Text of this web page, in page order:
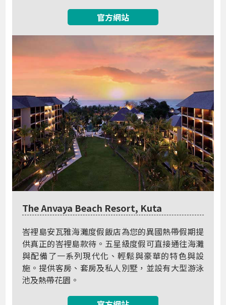
官方網站
The Anvaya Beach Resort, Kuta
峇裡島安瓦雅海灘度假飯店為您的異國熱帶假期提
供真正的峇裡島款待。五星級度假可直接通往海灘
與配備了一系列現代化、輕鬆與豪華的特色與設
施。提供客房、套房及私人別墅，並設有大型游泳
池及熱帶花園。